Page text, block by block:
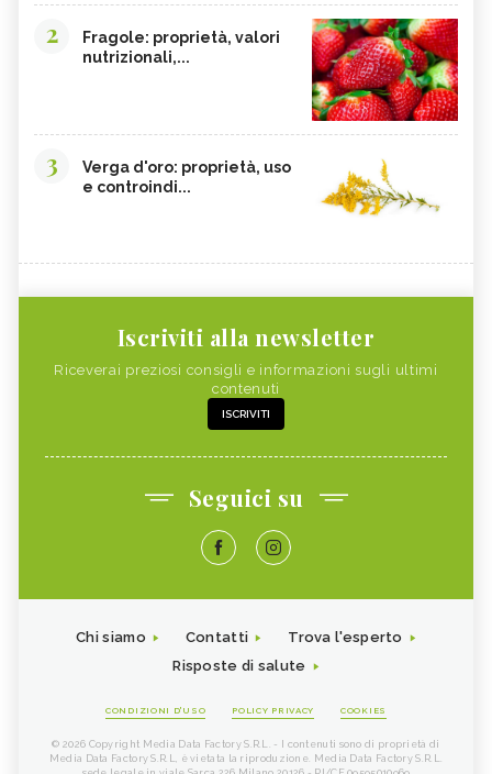
2
Fragole: proprietà, valori
nutrizionali,...
3
Verga d'oro: proprietà, uso
e controindi...
Iscriviti alla newsletter
Riceverai preziosi consigli e informazioni sugli ultimi
contenuti
ISCRIVITI
Seguici su
Chi siamo Contatti
Trova l'esperto
Risposte di salute
CONDIZIONI D'USO POLICY PRIVACY COOKIES
© 2026 Copyright Media Data Factory S.R.L. - I contenuti sono di proprietà di
Media Data Factory S.R.L, è vietata la riproduzione. Media Data Factory S.R.L.